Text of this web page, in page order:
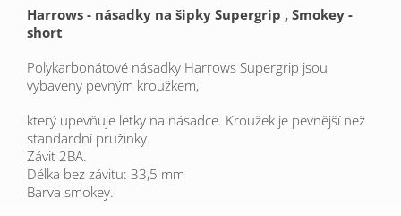
Harrows - násadky na šipky Supergrip , Smokey -
short
Polykarbonátové násadky Harrows Supergrip jsou
vybaveny pevným kroužkem,
který upevňuje letky na násadce. Kroužek je pevnější než
standardní pružinky.
Závit 2BA.
Délka bez závitu: 33,5 mm
Barva smokey.